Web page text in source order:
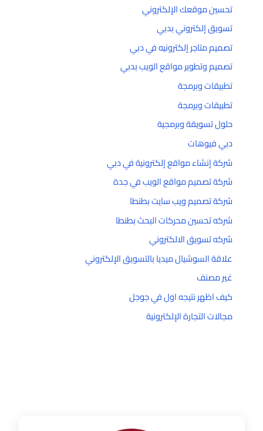
تحسين موقعك الإلكتروني
تسويق إلكتروني بدبي
تصميم متاجر إلكترونيه في دبي
تصميم وتطوير مواقع الويب بدبي
تطبيقات وبرمجة
تطبيقات وبرمجة
حلول تسويقة وبرمجية
دبي فيوهات
شركة إنشاء مواقع إلكترونية في دبي
شركة تصميم مواقع الويب في جدة
شركة تصميم ويب سايت بطنطا
شركه تحسين محركات البحث بطنطا
شركه تسويق الالكتروني
علاقة السوشيال ميديا بالتسويق الإلكتروني
غير مصنف
كيف اظهر نتيجه اول في جوجل
مجالات التجارة الإلكترونية